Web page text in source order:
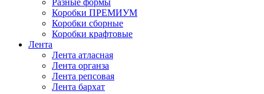
Разные формы
Коробки ПРЕМИУМ
Коробки сборные
Коробки крафтовые
Лента
Лента атласная
Лента органза
Лента репсовая
Лента бархат